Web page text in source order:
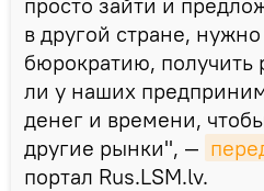
в другой стране,
бюрократию,
ли у наших
денег и времени,
другие рынки", —
портал Rus.LSM.lv.